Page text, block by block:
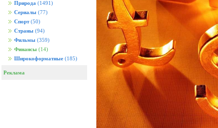
Природа (1491)
Сериалы (77)
Спорт (50)
Страны (94)
Фильмы (359)
Финансы (14)
Широкоформатные (185)
Реклама